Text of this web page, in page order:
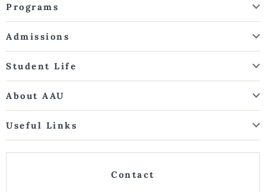
Programs
Admissions
Student Life
About AAU
Useful Links
Contact